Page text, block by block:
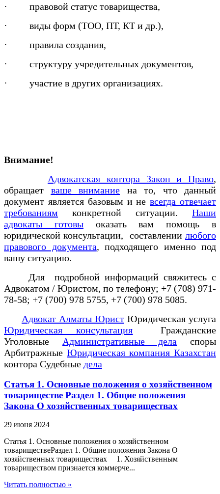
· правовой статус товарищества,
· виды форм (ТОО, ПТ, КТ и др.),
· правила создания,
· структуру учредительных документов,
· участие в других организациях.
Внимание!
Адвокатская контора Закон и Право,
обращает ваше внимание на то, что данный
документ является базовым и невсегда отвечает
требованиям конкретной ситуации. Наши
адвокаты готовыоказать вам помощь в
юридической консультации, составлении любого
правового документа, подходящего именно под
вашу ситуацию.
Для подробной информаций свяжитесь с
Адвокатом / Юристом, по телефону; +7 (708) 971-
78-58; +7 (700) 978 5755, +7 (700) 978 5085.
Адвокат Алматы Юрист Юридическая услуга
Юридическая консультация Гражданские
Уголовные Административные дела споры
Арбитражные Юридическая компания Казахстан
контора Судебные дела
Статья 1. Основные положения о хозяйственном
товариществе Раздел 1. Общие положения
Закона О хозяйственных товариществах
29 июня 2024
Статья 1. Основные положения о хозяйственном
товариществеРаздел 1. Общие положения Закона О
хозяйственных товариществах 1. Хозяйственным
товариществом признается коммерче...
Читать полностью »